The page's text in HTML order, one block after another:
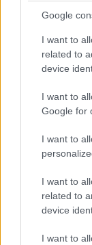
Google
I want to
related to
device
I want to
Google for
I want to
I want to
related to
device
I want to
Στενά του
στον
πλοίων
5/08/2026 - 9:12μμ